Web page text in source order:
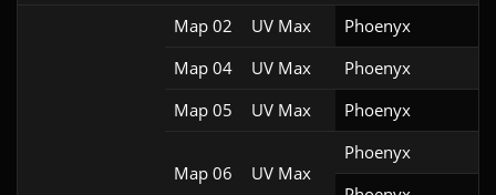
Map 02 UV Max Phoenyx
Map 04
UV Max Phoenyx
Map 05
UV Max Phoenyx
Map 06 UV Max
Phoenyx